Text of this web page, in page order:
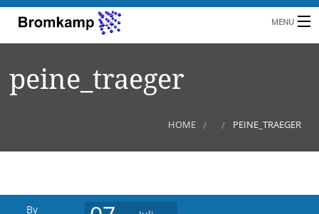
MENU
UNTERNEHMEN
KUNDEN
peine_traeger
HOME PEINE_TRAEGER
By